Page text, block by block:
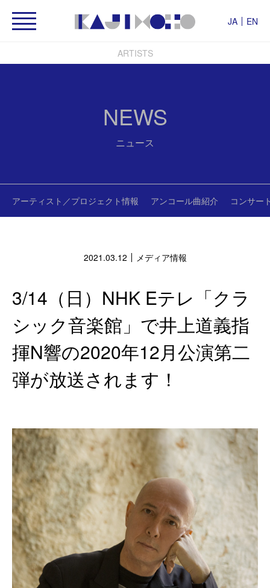
JA EN
ARTISTS
NEWS
ニュース
アーティスト／プロジェクト情報 アンコール曲紹介 コンサー
2021.03.12 メディア情報
3/14（日）NHK Eテレ「クラ
シック音楽館」で井上道義指
揮N響の2020年12月公演第二
弾が放送されます！